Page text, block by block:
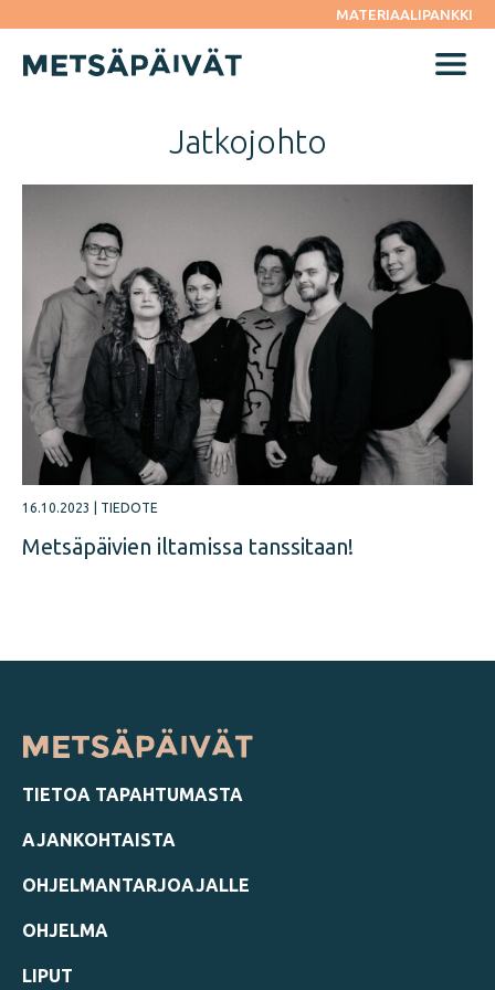
suoraan
MATERIAALIPANKKI
Menu
Jatkojohto
16.10.2023 TIEDOTE
Metsäpäivien iltamissa tanssitaan!
TIETOA TAPAHTUMASTA
AJANKOHTAISTA
OHJELMANTARJOAJALLE
OHJELMA
LIPUT